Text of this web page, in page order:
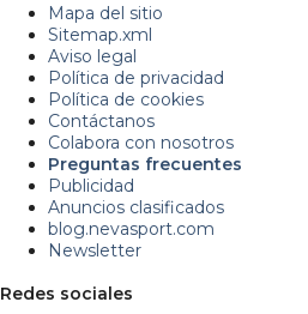
Mapa del sitio
Sitemap.xml
Aviso legal
Política de privacidad
Política de cookies
Contáctanos
Colabora con nosotros
Preguntas frecuentes
Publicidad
Anuncios clasificados
blog.nevasport.com
Newsletter
Redes sociales